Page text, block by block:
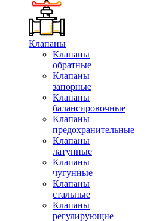
Клапаны
Клапаны
обратные
Клапаны
запорные
Клапаны
балансировочные
Клапаны
предохранительные
Клапаны
латунные
Клапаны
чугунные
Клапаны
стальные
Клапаны
регулирующие